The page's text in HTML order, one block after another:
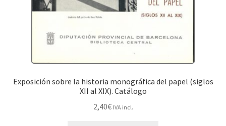
Exposición sobre la historia monográfica del papel (siglos
XII al XIX). Catálogo
2,40€ IVA incl.